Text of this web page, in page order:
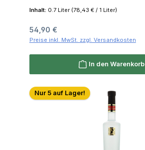
Inhalt: 0.7 Liter (78,43 € / 1 Liter)
Regulärer Preis:
54,90 €
Preise inkl. MwSt. zzgl. Versandkosten
In den Warenkorb
Nur 5 auf Lager!